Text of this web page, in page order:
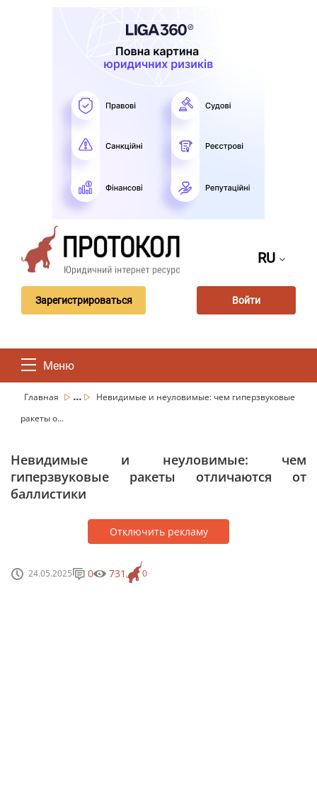
RU
Зарегистрироваться Войти
Меню
Главная ...
Невидимые и неуловимые: чем гиперзвуковые
ракеты о...
Невидимые и неуловимые: чем
гиперзвуковые ракеты отличаются от
баллистики
Отключить рекламу
24.05.2025 0
0 731